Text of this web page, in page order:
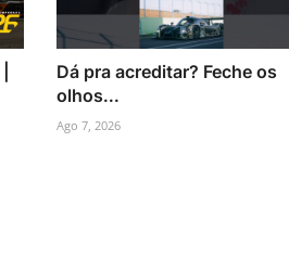
Dá pra acreditar? Feche os
olhos...
Ago 7, 2026